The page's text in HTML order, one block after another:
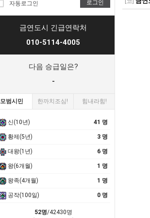
자동로그인 로그인
금연도시 긴급연락처
010-5114-4005
다음 승급일은?
-
모범시민 한까치조심! 힘내라힘!
신(10년) 41 명
황제(5년) 3 명
대왕(1년) 6 명
왕(6개월) 1 명
왕족(4개월) 1 명
공작(100일) 0 명
52명/42430명